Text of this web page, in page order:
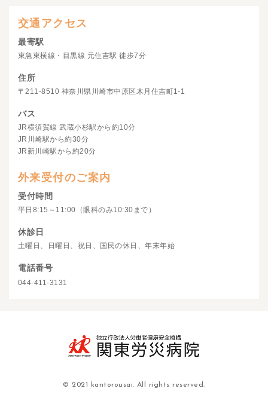
交通アクセス
最寄駅
東急東横線・目黒線 元住吉駅 徒歩7分
住所
〒211-8510 神奈川県川崎市中原区木月住吉町1-1
バス
JR横須賀線 武蔵小杉駅から約10分
JR川崎駅から約30分
JR新川崎駅から約20分
外来受付のご案内
受付時間
平日8:15～11:00（眼科のみ10:30まで）
休診日
土曜日、日曜日、祝日、国民の休日、年末年始
電話番号
044-411-3131
© 2021 kantorousai. All rights reserved.